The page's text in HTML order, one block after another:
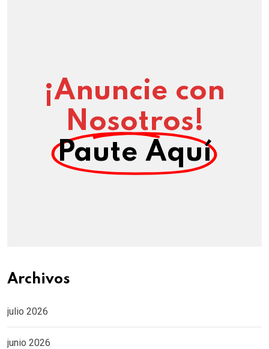
¡Anuncie con
Nosotros!
Paute Aquí
Archivos
julio 2026
junio 2026